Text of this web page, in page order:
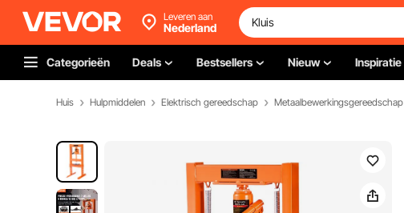
Leveren aan
Nederland
Categorieën Deals Bestsellers Nieuw Inspiratie
Huis Hulpmiddelen Elektrisch gereedschap Metaalbewerkingsgereedschap